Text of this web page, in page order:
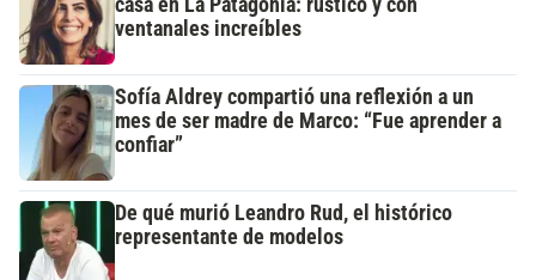
casa en La Patagonia: rústico y con
ventanales increíbles
Sofía Aldrey compartió una reflexión a un
mes de ser madre de Marco: “Fue aprender a
confiar”
De qué murió Leandro Rud, el histórico
representante de modelos